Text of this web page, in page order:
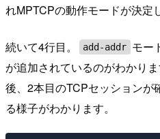
れMPTCPの動作モードが決定
続いて4行目。 add-addr モー
が追加されているのがわかり
後、2本目のTCPセッションが
る様子がわかります。